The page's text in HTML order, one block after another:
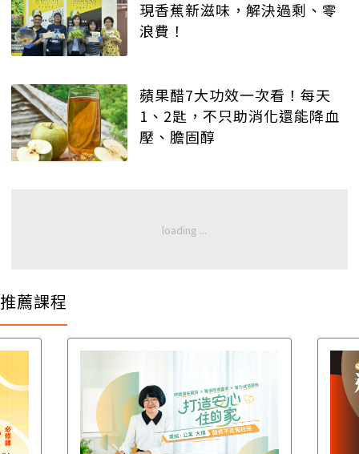
現香蕉新滋味，解決過剩、零
浪費！
蘋果醋7大功效一次看！每天
1、2匙，不只助消化還能降血
壓、膽固醇
推薦課程